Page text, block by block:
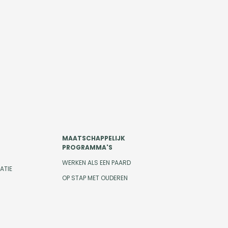
MAATSCHAPPELIJK
PROGRAMMA'S
WERKEN ALS EEN PAARD
OP STAP MET OUDEREN